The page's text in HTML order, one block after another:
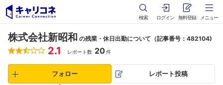
検索 ログイン 無料登録 メニュー
株式会社新昭和 の残業・休日出勤について（記事番号：482104)
2.1 レポート数 20件
フォロー レポート投稿